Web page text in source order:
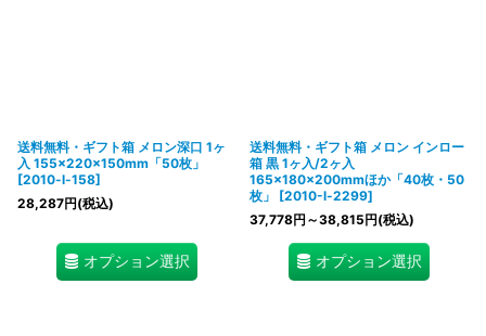
送料無料・ギフト箱 メロン深口 1ヶ
入 155×220×150mm「50枚」
[2010-l-158]
28,287円(税込)
オプション選択
送料無料・ギフト箱 メロン インロー
箱 黒 1ヶ入/2ヶ入
165×180×200mmほか「40枚・50
枚」
[2010-l-2299]
37,778円 ～38,815円(税込)
オプション選択